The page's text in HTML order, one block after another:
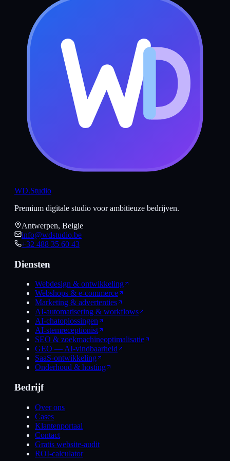
WD.Studio
Premium digitale studio voor ambitieuze bedrijven.
Antwerpen, Belgie
info@wdstudio.be
+32 488 35 60 43
Diensten
Webdesign & ontwikkeling
Webshops & e-commerce
Marketing & advertenties
AI-automatisering & workflows
AI-chatoplossingen
AI-stemreceptionist
SEO & zoekmachineoptimalisatie
GEO — AI-vindbaarheid
SaaS-ontwikkeling
Onderhoud & hosting
Bedrijf
Over ons
Cases
Klantenportaal
Contact
Gratis website-audit
ROI-calculator